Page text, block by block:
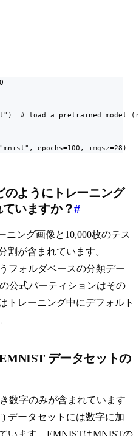
# load a pretrained model
epochs=100, imgsz=28)
ようにトレーニング
いますか？#
ニング画像と10,000枚のテス
割が含まれています。
フォルダベースの分類デー
公式パーティションはその
トレーニング中にデフォルト
データセットの
数字のみが含まれています
データセットには数字に加
います。EMNISTはMNISTの